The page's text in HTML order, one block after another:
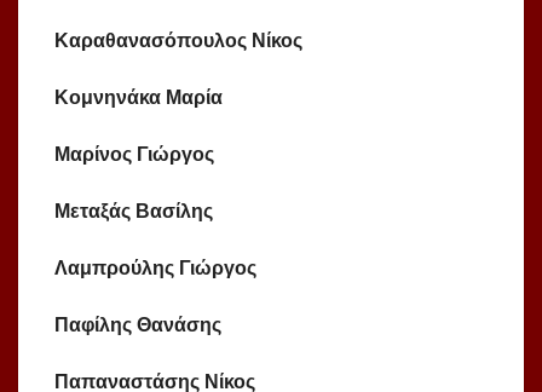
Καραθανασόπουλος Νίκος
Κομνηνάκα Μαρία
Μαρίνος Γιώργος
Μεταξάς Βασίλης
Λαμπρούλης Γιώργος
Παφίλης Θανάσης
Παπαναστάσης Νίκος